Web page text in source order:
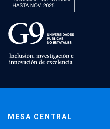
MESA CENTRAL